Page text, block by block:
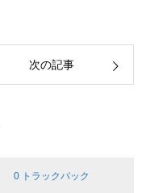
次の記事
0 トラックバック